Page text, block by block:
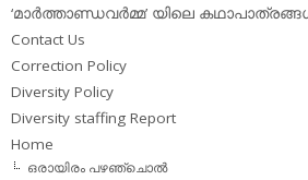
‘മാര്‍ത്താണ്ഡവര്‍മ്മ’ യിലെ
Contact Us
Correction Policy
Diversity Policy
Diversity staffing Report
Home
ഒരായിരം പഴഞ്ചൊല്‍